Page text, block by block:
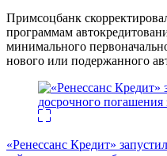
Примсоцбанк
программам
минимального
нового или подержанного
«Ренессанс Кредит»